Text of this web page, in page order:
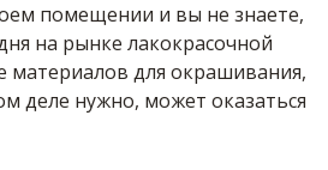
помещении и вы не знаете,
на рынке лакокрасочной
материалов для окрашивания,
деле нужно, может оказаться